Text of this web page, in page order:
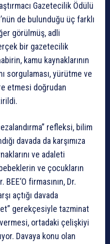
Gazetecilik Ödülü
de bulunduğu üç farklı
görülmüş, adli
bir gazetecilik
kamu kaynaklarının
sorgulaması, yürütme ve
etmesi doğrudan
refleksi, bilim
davada da karşımıza
ve adaleti
ve çocukların
BEE’O firmasının, Dr.
açtığı davada
gerekçesiyle tazminat
vermesi, ortadaki çelişkiyi
Davaya konu olan